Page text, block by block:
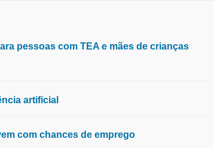
pessoas com TEA e mães de crianças
artificial
com chances de emprego